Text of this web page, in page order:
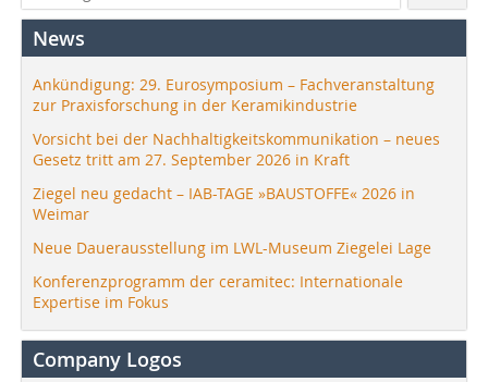
News
Ankündigung: 29. Eurosymposium – Fachveranstaltung
zur Praxisforschung in der Keramikindustrie
Vorsicht bei der Nachhaltigkeitskommunikation – neues
Gesetz tritt am 27. September 2026 in Kraft
Ziegel neu gedacht – IAB-TAGE »BAUSTOFFE« 2026 in
Weimar
Neue Dauerausstellung im LWL-Museum Ziegelei Lage
Konferenzprogramm der ceramitec: Internationale
Expertise im Fokus
Company Logos